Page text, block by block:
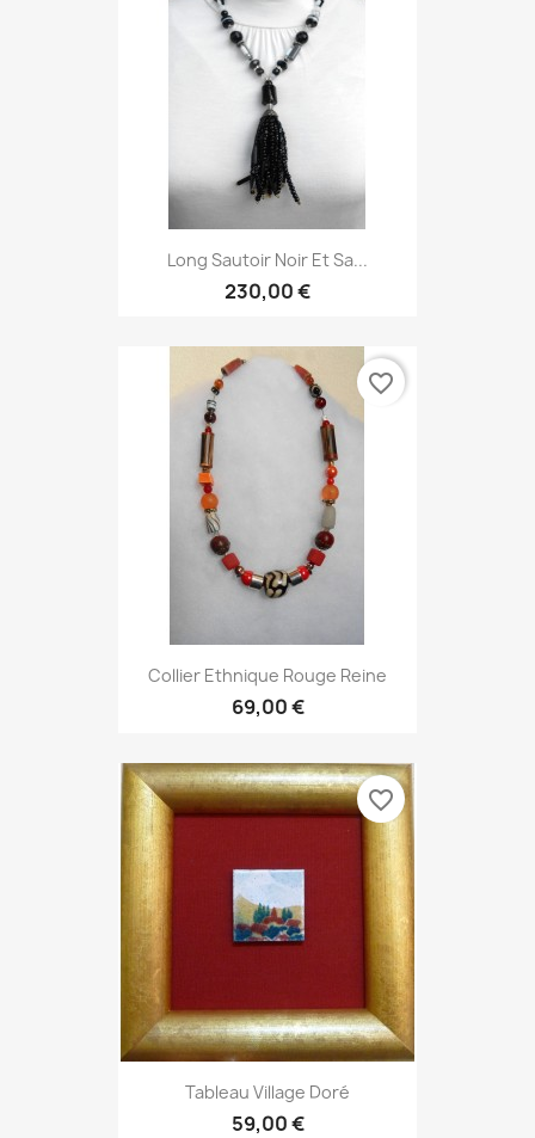
Long Sautoir Noir Et Sa...
230,00 €
Collier Ethnique Rouge Reine
69,00 €
favorite_border
Tableau Village Doré
59,00 €
favorite_border